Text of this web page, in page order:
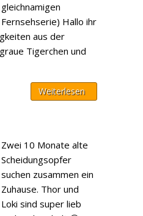
gleichnamigen
Fernsehserie) Hallo ihr
aus der
Tigerchen und
Weiterlesen
Zwei 10 Monate alte
Scheidungsopfer
suchen zusammen ein
Zuhause. Thor und
Loki sind super lieb